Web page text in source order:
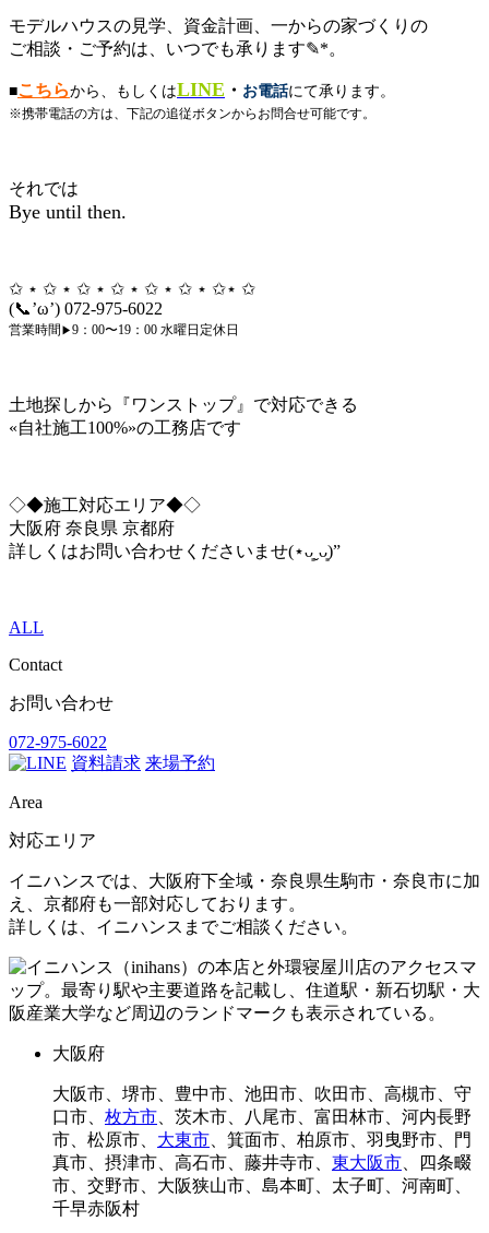
モデルハウスの見学、資金計画、一からの家づくりの
ご相談・ご予約は、いつでも承ります✎*。
■こちらから、もしくはLINE ・ お電話にて承ります。
※携帯電話の方は、下記の追従ボタンからお問合せ可能です。
それでは
Bye until then.
✩ ⋆ ✩ ⋆ ✩ ⋆ ✩ ⋆ ✩ ⋆ ✩ ⋆ ✩⋆ ✩
(📞’ω’) 072-975-6022
営業時間▶︎9：00〜19：00 水曜日定休日
土地探しから『ワンストップ』で対応できる
«自社施工100%»の工務店です
◇◆施工対応エリア◆◇
大阪府 奈良県 京都府
詳しくはお問い合わせくださいませ(⋆ᴗ͈ˬᴗ͈)”
ALL
Contact
お問い合わせ
072-975-6022
資料請求 来場予約
Area
対応エリア
イニハンスでは、大阪府下全域・奈良県生駒市・奈良市に加
え、京都府も一部対応しております。
詳しくは、イニハンスまでご相談ください。
大阪府
大阪市、堺市、豊中市、池田市、吹田市、高槻市、守
口市、 枚方市 、茨木市、八尾市、富田林市、河内長野
市、松原市、 大東市 、箕面市、柏原市、羽曳野市、門
真市、摂津市、高石市、藤井寺市、 東大阪市 、四条畷
市、交野市、大阪狭山市、島本町、太子町、河南町、
千早赤阪村